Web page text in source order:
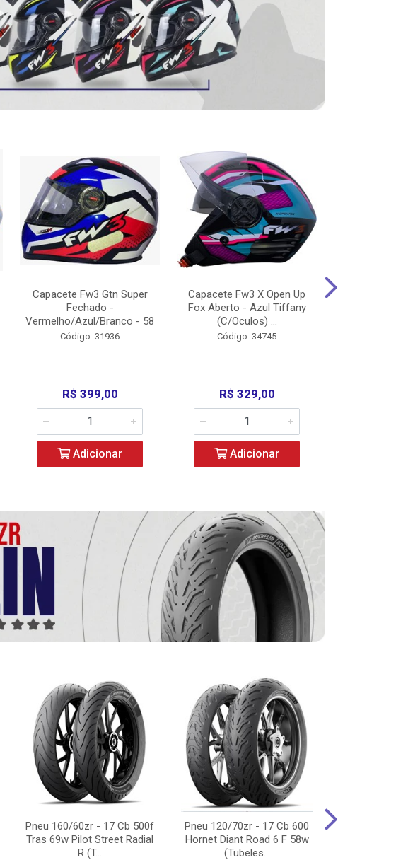
Capacete Fw3 Gtn Super
Fechado -
Vermelho/Azul/Branco - 58
Código: 31936
R$ 399,00
Adicionar
Capacete Fw3 X Open Up
Fox Aberto - Azul Tiffany
(C/Oculos) ...
Código: 34745
R$ 329,00
Adicionar
Pneu 160/60zr - 17 Cb 500f
Tras 69w Pilot Street Radial
R (T...
Pneu 120/70zr - 17 Cb 600
Hornet Diant Road 6 F 58w
(Tubeles...